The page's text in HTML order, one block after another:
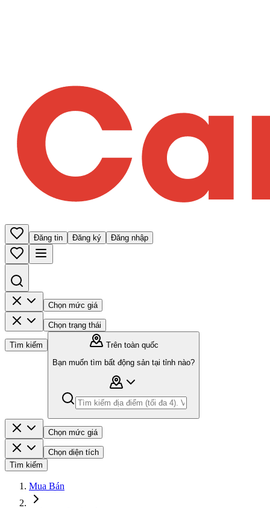
Đăng tin Đăng ký Đăng nhập
Chọn mức giá
Chọn trạng thái
Tìm kiếm
Trên toàn quốc
Bạn muốn tìm bất động sản tại tỉnh nào?
Chọn mức giá
Chọn diện tích
Tìm kiếm
Mua Bán